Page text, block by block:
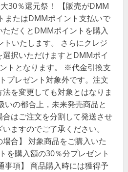
30％還元祭！ 【販売がDMM
またはDMMポイント支払いで
だくとDMMポイントを購入
トいたします。 さらにクレジ
択いただけますとDMMポイ
トとなります。 ※代金引換支
プレゼント対象外です。注文
を変更しても対象とはなりま
の都合上，未来発売商品と
はご注文を分割して発送させ
ますのでご了承ください。
場合】 対象商品をご購入いた
を購入額の30％分プレゼント
事項】 商品購入時には獲得予